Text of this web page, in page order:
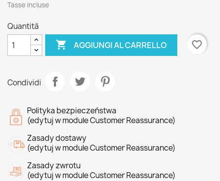
Tasse incluse
Quantità
 AGGIUNGI AL CARRELLO favorite_border
Condividi
Polityka bezpieczeństwa
(edytuj w module Customer Reassurance)
Zasady dostawy
(edytuj w module Customer Reassurance)
Zasady zwrotu
(edytuj w module Customer Reassurance)